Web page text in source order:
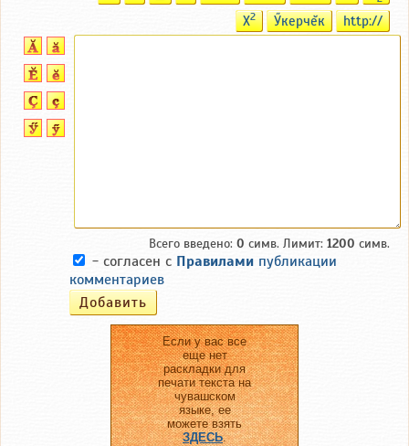
X2 Ӳкерчĕк http://
Всего введено: 0 симв. Лимит: 1200 симв.
- согласен с Правилами публикации
комментариев
Если у вас все
еще нет
раскладки для
печати текста на
чувашском
языке, ее
можете взять
ЗДЕСЬ.